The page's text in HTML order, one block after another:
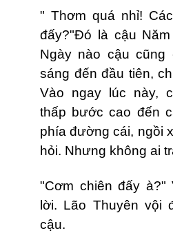
" Thơm quá nhỉ!
đấy?"Đó là cậu
Ngày nào cậu cũng
sáng đến đầu tiên,
Vào ngay lúc này,
thấp bước cao đến
phía đường cái, ngồi
hỏi. Nhưng không ai
"Cơm chiên đấy à?"
lời. Lão Thuyên vội
cậu.